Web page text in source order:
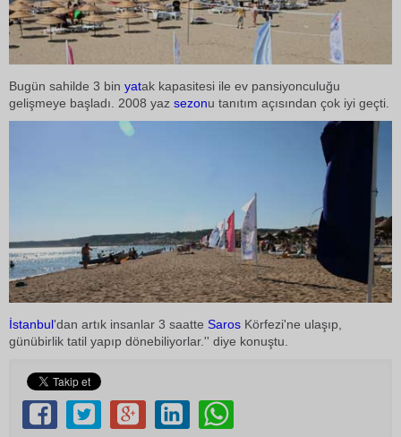
Bugün sahilde 3 bin yatak kapasitesi ile ev pansiyonculuğu
gelişmeye başladı. 2008 yaz sezonu tanıtım açısından çok iyi geçti.
İstanbul'dan artık insanlar 3 saatte Saros Körfezi'ne ulaşıp,
günübirlik tatil yapıp dönebiliyorlar.'' diye konuştu.